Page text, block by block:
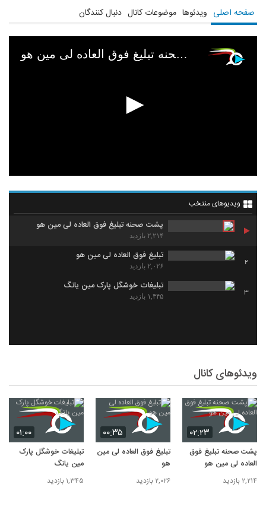
صفحه اصلی ویدئوها موضوعات کانال دنبال کنندگان
پشت صحنه تبلیغ فوق العاده لی مین هو
ویدیوهای منتخب
پشت صحنه تبلیغ فوق العاده لی مین هو
۲,۲۱۴ بازدید
2
تبلیغ فوق العاده لی مین هو
۲,۰۲۶ بازدید
3
تبلیغات خوشگل پارک مین یانگ
۱,۳۴۵ بازدید
ویدئوهای کانال
۰۲:۲۳
پشت صحنه تبلیغ فوق
العاده لی مین هو
۲,۲۱۴ بازدید
۰۰:۳۵
تبلیغ فوق العاده لی مین
هو
۲,۰۲۶ بازدید
۰۱:۰۰
تبلیغات خوشگل پارک
مین یانگ
۱,۳۴۵ بازدید